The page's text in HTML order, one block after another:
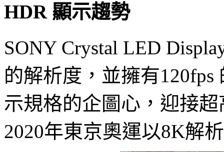
HDR 顯示趨勢
SONY Crystal LED
的解析度，並擁有
示規格的企圖心，迎接
2020年東京奧運以8K解